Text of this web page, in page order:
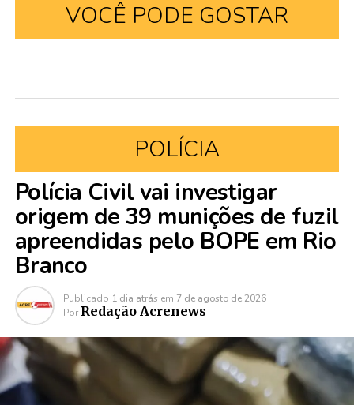
VOCÊ PODE GOSTAR
POLÍCIA
Polícia Civil vai investigar
origem de 39 munições de fuzil
apreendidas pelo BOPE em Rio
Branco
Publicado 1 dia atrás em 7 de agosto de 2026
Por Redação Acrenews